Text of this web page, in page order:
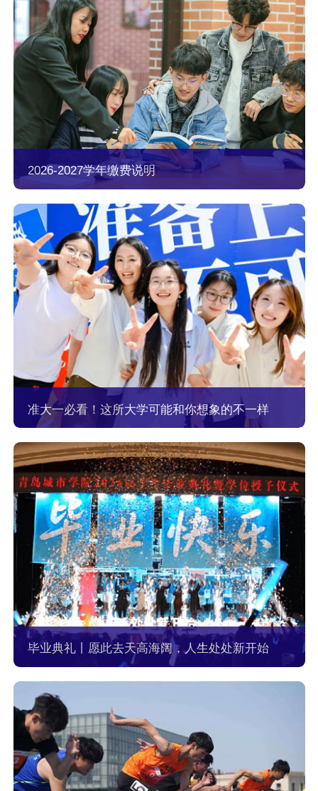
2026-2027学年缴费说明
准大一必看！这所大学可能和你想象的不一样
毕业典礼丨愿此去天高海阔，人生处处新开始